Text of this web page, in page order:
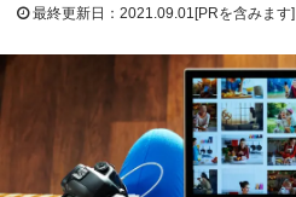
最終更新日：2021.09.01 [PRを含みます]